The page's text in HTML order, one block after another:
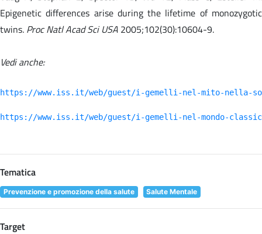
Epigenetic differences arise during the lifetime of monozygotic
twins. Proc Natl Acad Sci USA 2005;102(30):10604-9.
Vedi anche:
https://www.iss.it/web/guest/i-gemelli-nel-mito-nella-
https://www.iss.it/web/guest/i-gemelli-nel-mondo-
Tematica
Prevenzione e promozione della salute Salute Mentale
Target